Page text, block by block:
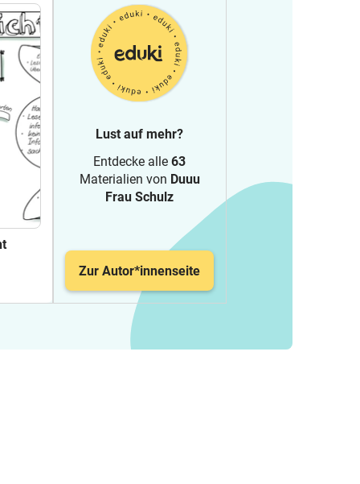
Lust auf mehr?
Entdecke alle 63
Materialien von Duuu
Frau Schulz
Zur Autor*innenseite